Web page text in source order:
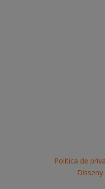
Política de